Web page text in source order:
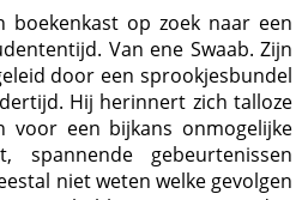
op zoek naar een
Van ene Swaab. Zijn
door een sprookjesbundel
Hij herinnert zich talloze
voor een bijkans onmogelijke
spannende gebeurtenissen
niet weten welke gevolgen